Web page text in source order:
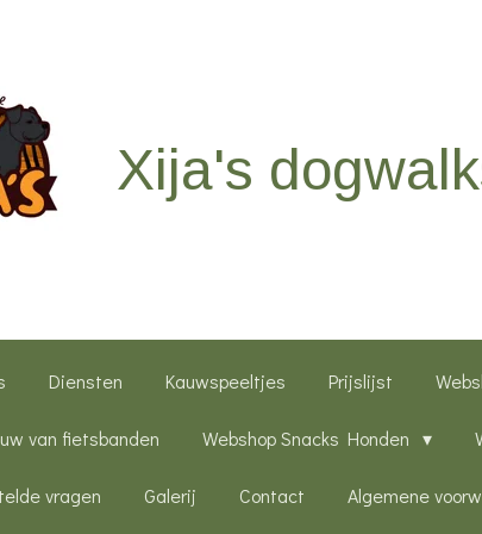
Xija's
Diensten Kauwspeeltjes Prijslijst
van fietsbanden Webshop Snacks Honden
vragen Galerij Contact Algemene